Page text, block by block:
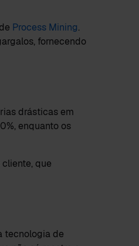
Process Mining.
fornecendo
drásticas em
enquanto os
que
tecnologia de